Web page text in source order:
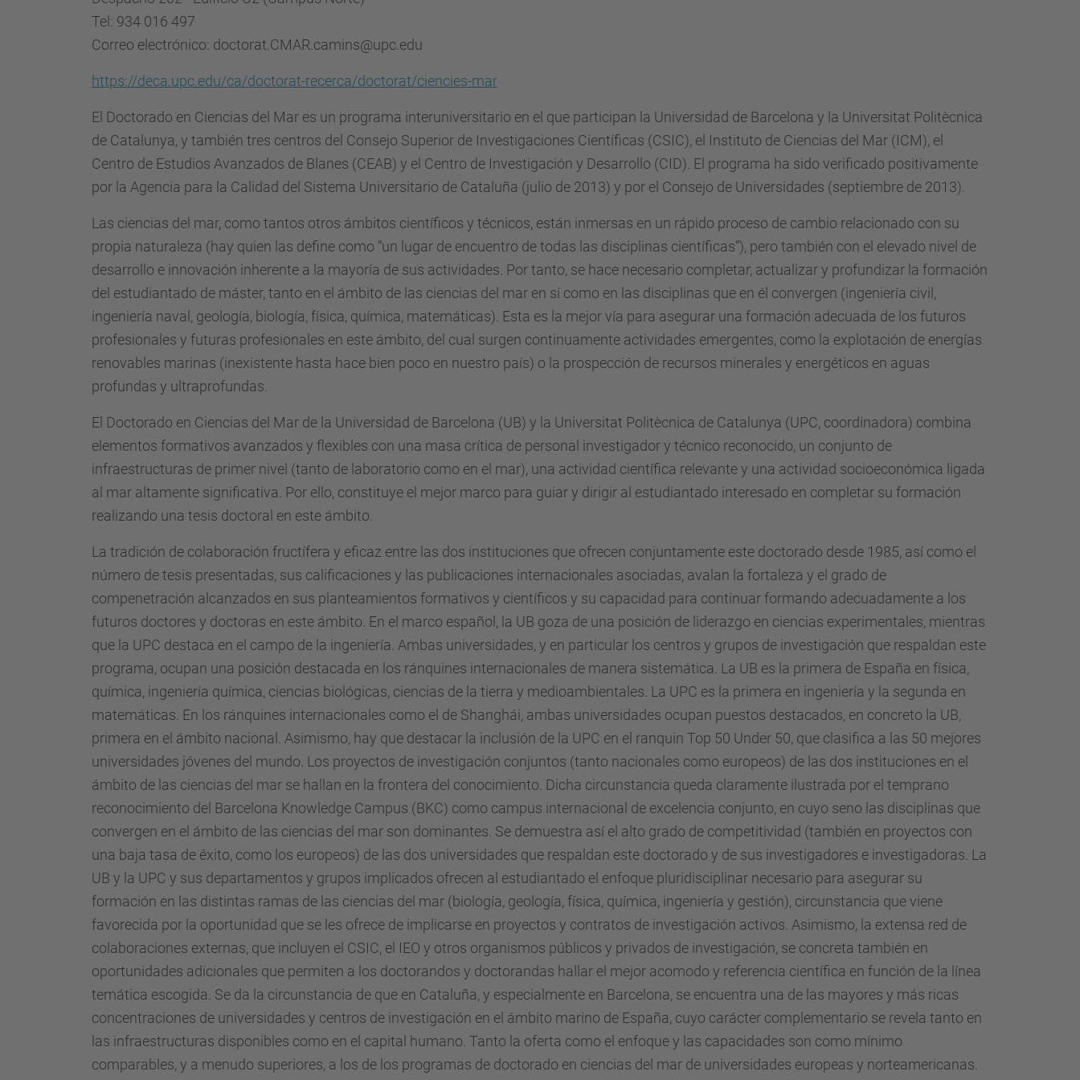
Tel: 934 016 497
Correo electrónico: doctorat.CMAR.camins@upc.edu
https://deca.upc.edu/ca/doctorat-recerca/doctorat/ciencies-mar
El Doctorado en Ciencias del Mar es un programa interuniversitario en el que participan la Universidad de Barcelona y la Universitat Politècnica
de Catalunya, y también tres centros del Consejo Superior de Investigaciones Científicas (CSIC), el Instituto de Ciencias del Mar (ICM), el
Centro de Estudios Avanzados de Blanes (CEAB) y el Centro de Investigación y Desarrollo (CID). El programa ha sido verificado positivamente
por la Agencia para la Calidad del Sistema Universitario de Cataluña (julio de 2013) y por el Consejo de Universidades (septiembre de 2013).
Las ciencias del mar, como tantos otros ámbitos científicos y técnicos, están inmersas en un rápido proceso de cambio relacionado con su
propia naturaleza (hay quien las define como “un lugar de encuentro de todas las disciplinas científicas”), pero también con el elevado nivel de
desarrollo e innovación inherente a la mayoría de sus actividades. Por tanto, se hace necesario completar, actualizar y profundizar la formación
del estudiantado de máster, tanto en el ámbito de las ciencias del mar en sí como en las disciplinas que en él convergen (ingeniería civil,
ingeniería naval, geología, biología, física, química, matemáticas). Esta es la mejor vía para asegurar una formación adecuada de los futuros
profesionales y futuras profesionales en este ámbito, del cual surgen continuamente actividades emergentes, como la explotación de energías
renovables marinas (inexistente hasta hace bien poco en nuestro país) o la prospección de recursos minerales y energéticos en aguas
profundas y ultraprofundas.
El Doctorado en Ciencias del Mar de la Universidad de Barcelona (UB) y la Universitat Politècnica de Catalunya (UPC, coordinadora) combina
elementos formativos avanzados y flexibles con una masa crítica de personal investigador y técnico reconocido, un conjunto de
infraestructuras de primer nivel (tanto de laboratorio como en el mar), una actividad científica relevante y una actividad socioeconómica ligada
al mar altamente significativa. Por ello, constituye el mejor marco para guiar y dirigir al estudiantado interesado en completar su formación
realizando una tesis doctoral en este ámbito.
La tradición de colaboración fructífera y eficaz entre las dos instituciones que ofrecen conjuntamente este doctorado desde 1985, así como el
número de tesis presentadas, sus calificaciones y las publicaciones internacionales asociadas, avalan la fortaleza y el grado de
compenetración alcanzados en sus planteamientos formativos y científicos y su capacidad para continuar formando adecuadamente a los
futuros doctores y doctoras en este ámbito. En el marco español, la UB goza de una posición de liderazgo en ciencias experimentales, mientras
que la UPC destaca en el campo de la ingeniería. Ambas universidades, y en particular los centros y grupos de investigación que respaldan este
programa, ocupan una posición destacada en los ránquines internacionales de manera sistemática. La UB es la primera de España en física,
química, ingeniería química, ciencias biológicas, ciencias de la tierra y medioambientales. La UPC es la primera en ingeniería y la segunda en
matemáticas. En los ránquines internacionales como el de Shanghái, ambas universidades ocupan puestos destacados, en concreto la UB,
primera en el ámbito nacional. Asimismo, hay que destacar la inclusión de la UPC en el ranquin Top 50 Under 50, que clasifica a las 50 mejores
universidades jóvenes del mundo. Los proyectos de investigación conjuntos (tanto nacionales como europeos) de las dos instituciones en el
ámbito de las ciencias del mar se hallan en la frontera del conocimiento. Dicha circunstancia queda claramente ilustrada por el temprano
reconocimiento del Barcelona Knowledge Campus (BKC) como campus internacional de excelencia conjunto, en cuyo seno las disciplinas que
convergen en el ámbito de las ciencias del mar son dominantes. Se demuestra así el alto grado de competitividad (también en proyectos con
una baja tasa de éxito, como los europeos) de las dos universidades que respaldan este doctorado y de sus investigadores e investigadoras. La
UB y la UPC y sus departamentos y grupos implicados ofrecen al estudiantado el enfoque pluridisciplinar necesario para asegurar su
formación en las distintas ramas de las ciencias del mar (biología, geología, física, química, ingeniería y gestión), circunstancia que viene
favorecida por la oportunidad que se les ofrece de implicarse en proyectos y contratos de investigación activos. Asimismo, la extensa red de
colaboraciones externas, que incluyen el CSIC, el IEO y otros organismos públicos y privados de investigación, se concreta también en
oportunidades adicionales que permiten a los doctorandos y doctorandas hallar el mejor acomodo y referencia científica en función de la línea
temática escogida. Se da la circunstancia de que en Cataluña, y especialmente en Barcelona, se encuentra una de las mayores y más ricas
concentraciones de universidades y centros de investigación en el ámbito marino de España, cuyo carácter complementario se revela tanto en
las infraestructuras disponibles como en el capital humano. Tanto la oferta como el enfoque y las capacidades son como mínimo
comparables, y a menudo superiores, a los de los programas de doctorado en ciencias del mar de universidades europeas y norteamericanas.